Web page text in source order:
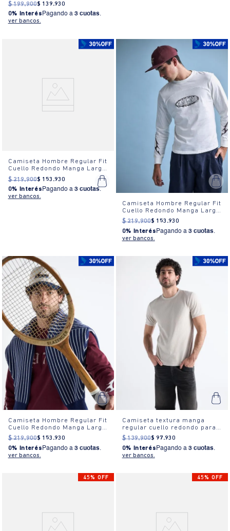
$ 199.900$ 139.930
0% InterésPagando a 3 cuotas.
ver bancos.
Camiseta Hombre Regular Fit
Cuello Redondo Manga Larga
Estampada Blanca
$ 219.900$ 153 .930
0% InterésPagando a 3 cuotas.
ver bancos.
Camiseta Hombre Regular Fit
Cuello Redondo Manga Larga
Estampada Blanca
$ 219.900$ 153 .930
0% Interés Pagando a 3 cuotas.
ver bancos.
Camiseta Hombre Regular Fit
Cuello Redondo Manga Larga
Estampada Blanca
$ 219.900$ 153 .930
0% Interés Pagando a 3 cuotas.
ver bancos.
Camiseta textura manga
regular cuello redondo para
hombre
$ 139.900$ 97.930
0% Interés Pagando a 3 cuotas.
ver bancos.
45% OFF 45% OFF